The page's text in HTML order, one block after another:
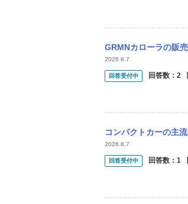
GRMNカローラの販
2026.8.7
回答受付中 回答数： 2
コンパクトカーの主流はトールワゴンになり
2026.8.7
回答受付中 回答数： 1